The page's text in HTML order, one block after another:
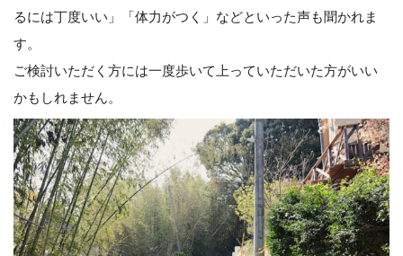
るには丁度いい」「体力がつく」などといった声も聞かれま
す。
ご検討いただく方には一度歩いて上っていただいた方がいい
かもしれません。